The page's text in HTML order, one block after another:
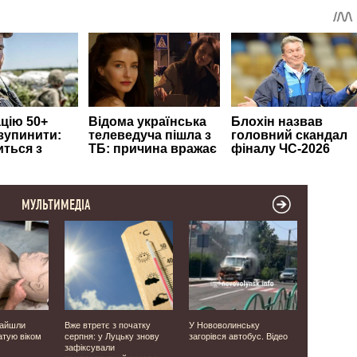
МУЛЬТИМЕДІА
віком
Вже втретє з початку
серпня: у Луцьку знову
зафіксували
У Нововолинську
загорівся автобус. Відео